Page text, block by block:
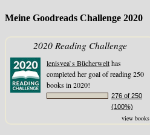
Meine Goodreads Challenge 2020
2020 Reading Challenge
lenisvea`s Bücherwelthas
completed her goal of reading 250
books in 2020!
276 of 250
(100%)
view books